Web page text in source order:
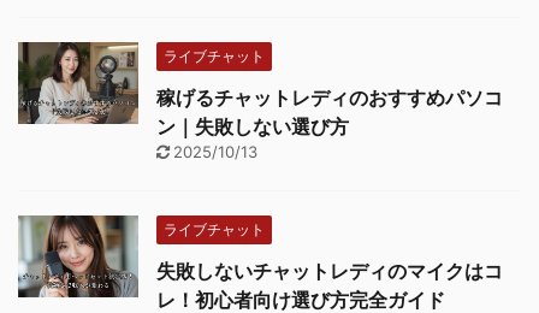
ライブチャット
稼げるチャットレディのおすすめパソコ
ン｜失敗しない選び方
2025/10/13
ライブチャット
失敗しないチャットレディのマイクはコ
レ！初心者向け選び方完全ガイド